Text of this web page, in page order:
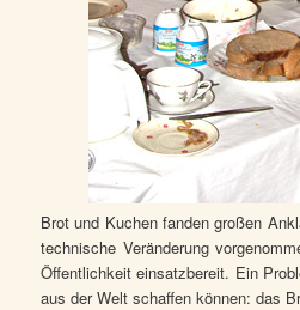
Brot und Kuchen fanden großen
technische Veränderung
Öffentlichkeit einsatzbereit. Ein
aus der Welt schaffen können: das